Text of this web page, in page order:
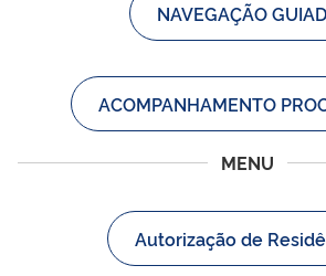
NAVEGAÇÃO
ACOMPANHAMENTO
MENU
Autorização de